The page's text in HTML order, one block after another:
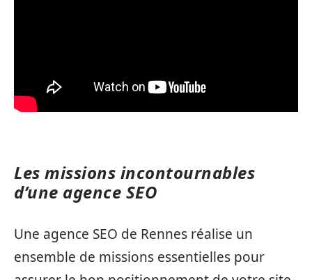
Les missions incontournables
d’une agence SEO
Une agence SEO de Rennes réalise un
ensemble de missions essentielles pour